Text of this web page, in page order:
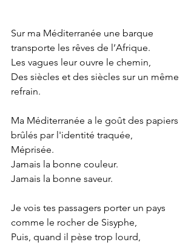
Sur ma Méditerranée une barque
transporte les rêves de l’Afrique.
Les vagues leur ouvre le chemin,
Des siècles et des siècles sur un même
refrain.
Ma Méditerranée a le goût des papiers
brûlés par l'identité traquée,
Méprisée.
Jamais la bonne couleur.
Jamais la bonne saveur.
Je vois tes passagers porter un pays
comme le rocher de Sisyphe,
Puis, quand il pèse trop lourd,